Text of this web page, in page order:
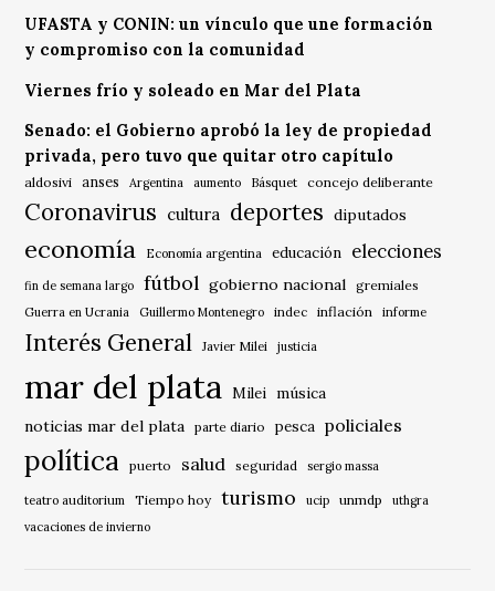
UFASTA y CONIN: un vínculo que une formación
y compromiso con la comunidad
Viernes frío y soleado en Mar del Plata
Senado: el Gobierno aprobó la ley de propiedad
privada, pero tuvo que quitar otro capítulo
aldosivi anses Argentina aumento Básquet concejo deliberante
Coronavirus cultura deportes diputados
economía Economía argentina educación elecciones
fin de semana largo fútbol gobierno nacional gremiales
Guerra en Ucrania Guillermo Montenegro indec inflación informe
Interés General Javier Milei justicia
mar del plata Milei música
noticias mar del plata
parte diario pesca policiales
política puerto salud seguridad sergio massa
teatro auditorium Tiempo hoy turismo ucip unmdp
uthgra
vacaciones de invierno